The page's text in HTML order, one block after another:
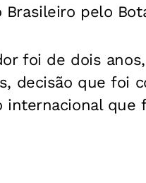
pelo
foi de dois
decisão que foi
internacional